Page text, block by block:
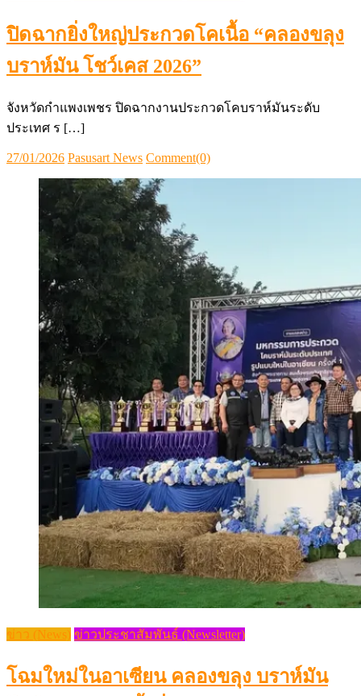
ปิดฉากยิ่งใหญ่ประกวดโคเนื้อ “คลองขลุง
บราห์มัน โชว์เคส 2026”
จังหวัดกำแพงเพชร ปิดฉากงานประกวดโคบราห์มันระดับ
ประเทศ ร […]
Posted
27/01/2026 Author
Pasusart News Comment(0)
ข่าว (News) ข่าวประชาสัมพันธ์ (Newsletter)
โฉมใหม่ในอาเซียน คลองขลุง บราห์มัน